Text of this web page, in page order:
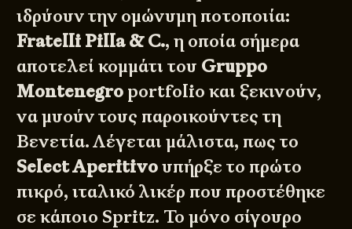
ιδρύουν την ομώνυμη ποτοποιία:
Fratelli Pilla & C., η οποία σήμερα
αποτελεί κομμάτι του Gruppo
Montenegro portfolio και ξεκινούν,
να μυούν τους παροικούντες τη
Βενετία. Λέγεται μάλιστα, πως το
Select Aperitivoυπήρξε το πρώτο
πικρό, ιταλικό λικέρ που προστέθηκε
σε κάποιο Spritz. Το μόνο σίγουρο